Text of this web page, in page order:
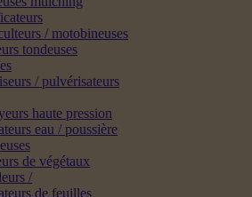
/ motobineuses
tondeuses
/ pulvérisateurs
haute pression
eau / poussière
de végétaux
/
de feuilles